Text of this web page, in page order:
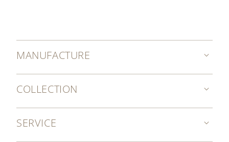
MANUFACTURE
COLLECTION
SERVICE